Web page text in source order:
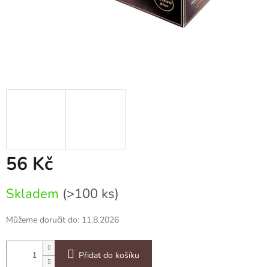
56 Kč
cena:
Skladem (>100 ks)
Můžeme doručit do: 11.8.2026
Přidat do košíku